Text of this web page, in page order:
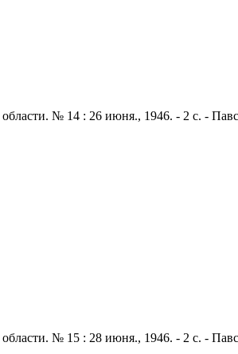
№ 14 : 26 июня., 1946. - 2 с. -
№ 15 : 28 июня., 1946. - 2 с. -